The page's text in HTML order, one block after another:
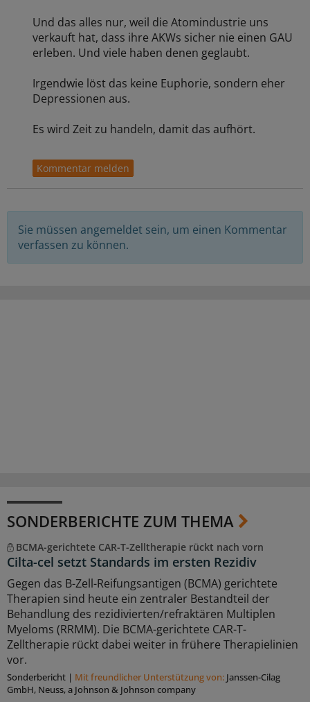
Und das alles nur, weil die Atomindustrie uns
verkauft hat, dass ihre AKWs sicher nie einen GAU
erleben. Und viele haben denen geglaubt.
Irgendwie löst das keine Euphorie, sondern eher
Depressionen aus.
Es wird Zeit zu handeln, damit das aufhört.
Sie müssen angemeldet sein, um einen Kommentar
verfassen zu können.
SONDERBERICHTE ZUM THEMA
BCMA-gerichtete CAR-T-Zelltherapie rückt nach vorn
Cilta-cel setzt Standards im ersten Rezidiv
Gegen das B-Zell-Reifungsantigen (BCMA) gerichtete
Therapien sind heute ein zentraler Bestandteil der
Behandlung des rezidivierten/refraktären Multiplen
Myeloms (RRMM). Die BCMA-gerichtete CAR-T-
Zelltherapie rückt dabei weiter in frühere Therapielinien
vor.
Sonderbericht | Mit freundlicher Unterstützung von: Janssen-Cilag
GmbH, Neuss, a Johnson & Johnson company